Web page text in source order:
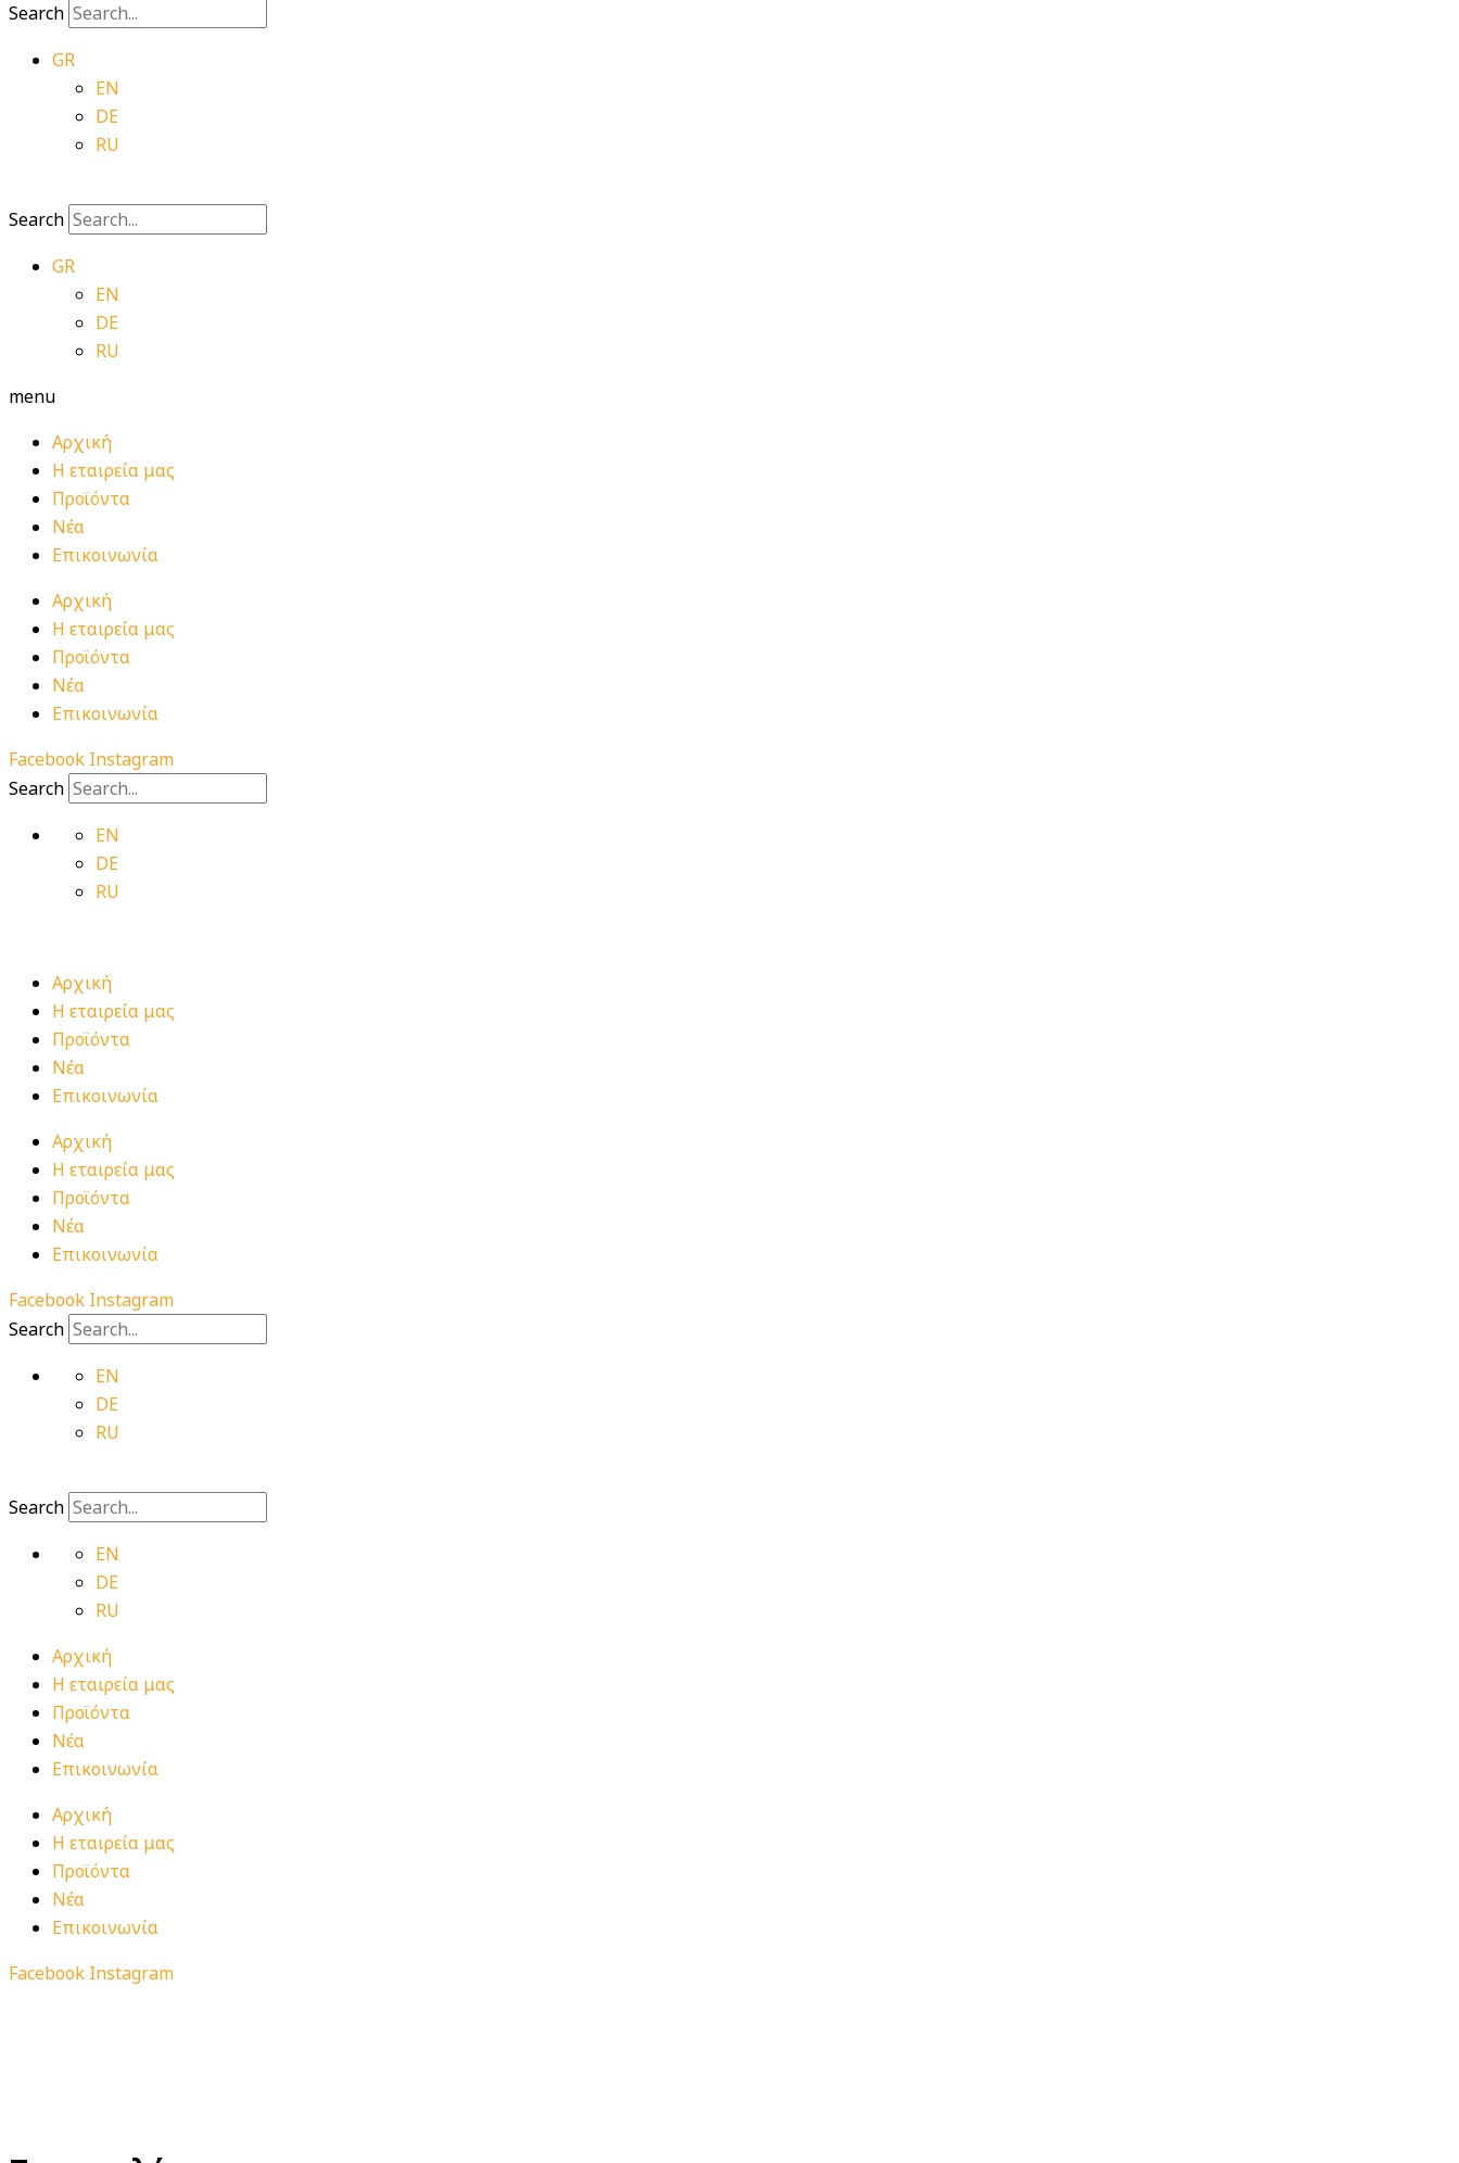
Search
GR
EN
DE
RU
Search
GR
EN
DE
RU
menu
Αρχική
Η εταιρεία μας
Προϊόντα
Νέα
Επικοινωνία
Αρχική
Η εταιρεία μας
Προϊόντα
Νέα
Επικοινωνία
Facebook Instagram
Search
EN
DE
RU
Αρχική
Η εταιρεία μας
Προϊόντα
Νέα
Επικοινωνία
Αρχική
Η εταιρεία μας
Προϊόντα
Νέα
Επικοινωνία
Facebook Instagram
Search
EN
DE
RU
Search
EN
DE
RU
Αρχική
Η εταιρεία μας
Προϊόντα
Νέα
Επικοινωνία
Αρχική
Η εταιρεία μας
Προϊόντα
Νέα
Επικοινωνία
Facebook Instagram